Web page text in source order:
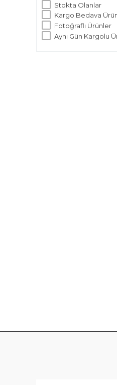
Stokta Olanlar
Kargo Bedava
Fotoğraflı Ürünler
Aynı Gün Kargolu